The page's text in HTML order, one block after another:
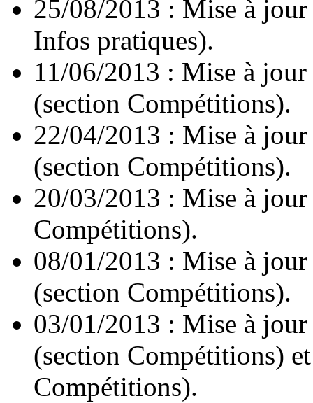
25/08/2013 : Mise à
Infos pratiques).
11/06/2013 : Mise à
(section Compétitions).
22/04/2013 : Mise à
(section Compétitions).
20/03/2013 : Mise à
Compétitions).
08/01/2013 : Mise à
(section Compétitions).
03/01/2013 : Mise à jour
(section Compétitions)
Compétitions).